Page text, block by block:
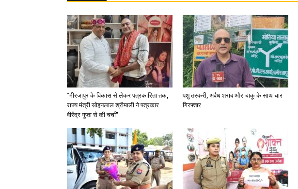
“मीरजापुर के विकास से लेकर पत्रकारिता तक,
राज्य मंत्री सोहनलाल श्रीमाली ने पत्रकार
वीरेंद्र गुप्ता से की चर्चा”
पशु तस्करी, अवैध शराब और चाकू के साथ चार
गिरफ्तार